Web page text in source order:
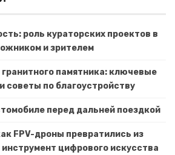
роль кураторских проектов в
и зрителем
памятника: ключевые
советы по благоустройству
перед дальней поездкой
FPV-дроны превратились из
цифрового искусства